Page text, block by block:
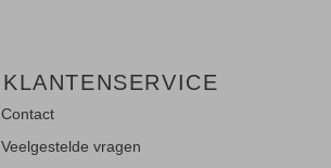
KLANTENSERVICE
Contact
Veelgestelde vragen